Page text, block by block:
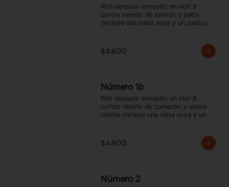
Roll delgado envuelto en nori 8
cortes relleno de salmón y palta
(incluye una salsa soya y un palito).
$4.600
Número 1b
Roll delgado envuelto en nori 8
cortes relleno de camarón y queso
crema (incluye una salsa soya y un
$4.900
Número 2